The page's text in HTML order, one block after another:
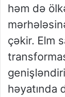
həm də
çəkir. Elm
həyatında